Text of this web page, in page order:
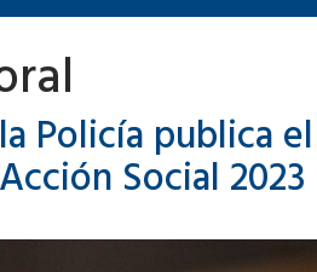
Policía publica el
Social 2023